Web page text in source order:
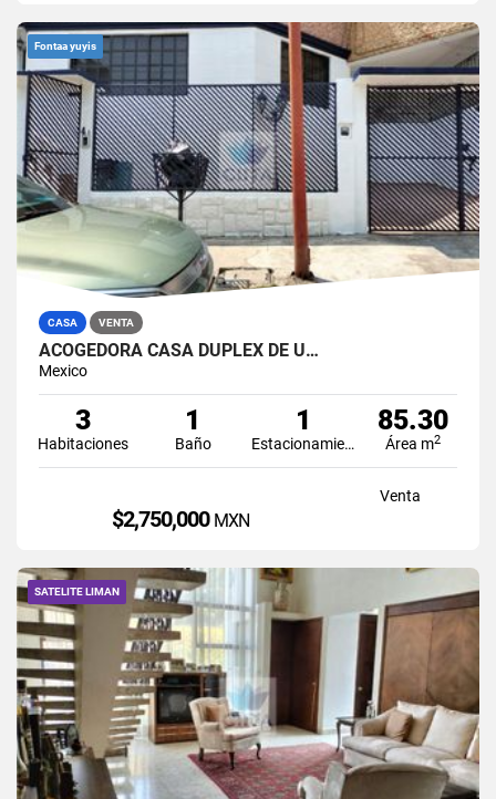
Fontaa yuyis
CASA VENTA
ACOGEDORA CASA DUPLEX DE U…
Mexico
3
Habitaciones
1
Baño
1
Estacionamiento
85.30
Área m2
Venta
$2,750,000 MXN
SATELITE LIMAN